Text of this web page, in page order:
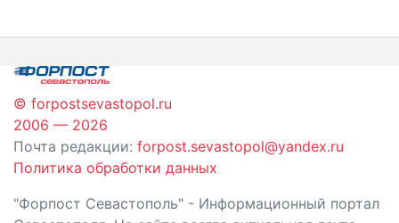
записям
© forpostsevastopol.ru
2006 — 2026
Почта редакции: forpost.sevastopol@yandex.ru
Политика обработки данных
"Форпост Севастополь" - Информационный портал